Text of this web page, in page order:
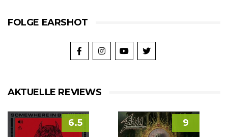
FOLGE EARSHOT
AKTUELLE REVIEWS
6.5 9